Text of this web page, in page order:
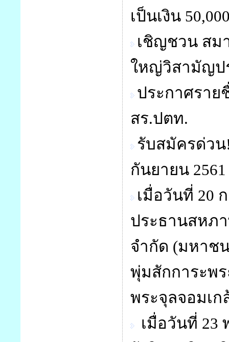
เป็นเงิน
เชิญชวน สม
ใหญ่วิสามัญป
ประกาศราย
สร.ปตท.
รับสมัครด่วน
กันยายน 2561
เมื่อวันที่ 20
ประธานสหภ
จำกัด (มหาช
พุ่มสักการะพ
พระจุลจอมเก
เมื่อวันที่ 23